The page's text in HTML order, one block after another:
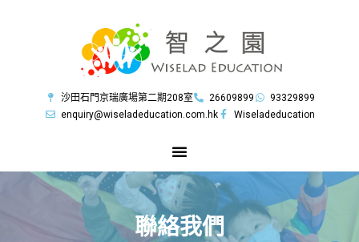
沙田石門京瑞廣場第二期208室 26609899
93329899
enquiry@wiseladeducation.com.hk
Wiseladeducation
聯絡我們